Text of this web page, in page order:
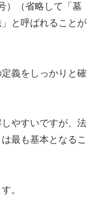
）（省略して「墓
と呼ばれることが
義をしっかりと確
やすいですが、法
最も基本となるこ
。